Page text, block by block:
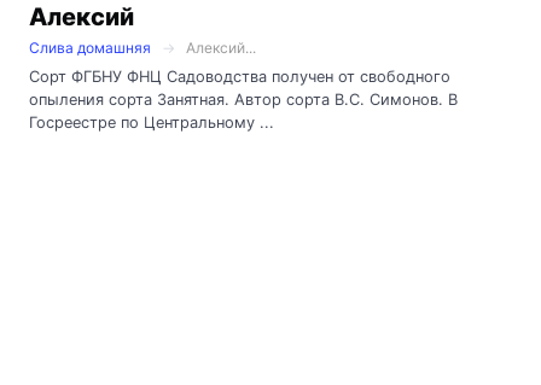
Алексий
Слива домашняя
Алексий...
Сорт ФГБНУ ФНЦ Садоводства получен от свободного
опыления сорта Занятная. Автор сорта В.С. Симонов. В
Госреестре по Центральному ...